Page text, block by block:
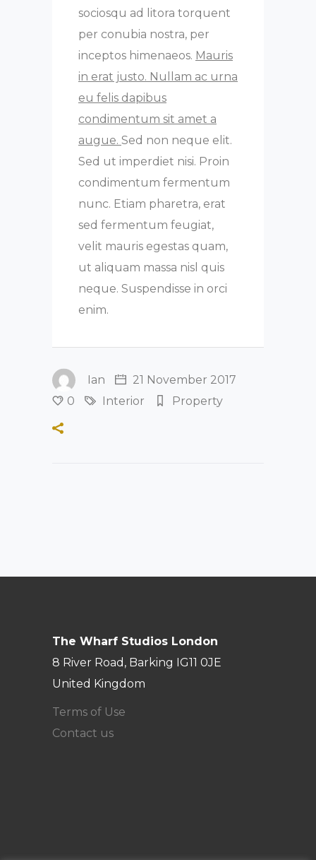
sociosqu ad litora torquent
per conubia nostra, per
inceptos himenaeos. Mauris
in erat justo. Nullam ac urna
eu felis dapibus
condimentum sit amet a
augue. Sed non neque elit.
Sed ut imperdiet nisi. Proin
condimentum fermentum
nunc. Etiam pharetra, erat
sed fermentum feugiat,
velit mauris egestas quam,
ut aliquam massa nisl quis
neque. Suspendisse in orci
enim.
Ian
21 November 2017
0
Interior Property
The Wharf Studios London
8 River Road, Barking IG11 0JE
United Kingdom
Terms of Use
Contact us